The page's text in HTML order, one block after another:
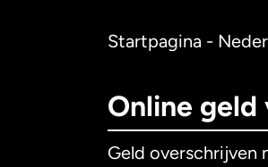
Startpagina -
Online geld
Geld overschrijven